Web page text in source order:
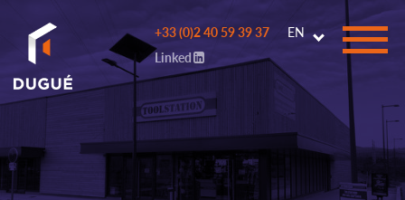
Go to
main
content
EN
+33 (0)2 40 59 39 37
Linked